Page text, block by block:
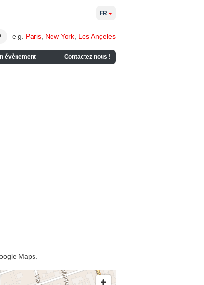
e.g. Paris New York Los Angeles
évènement Contactez nous !
FR
Maps.